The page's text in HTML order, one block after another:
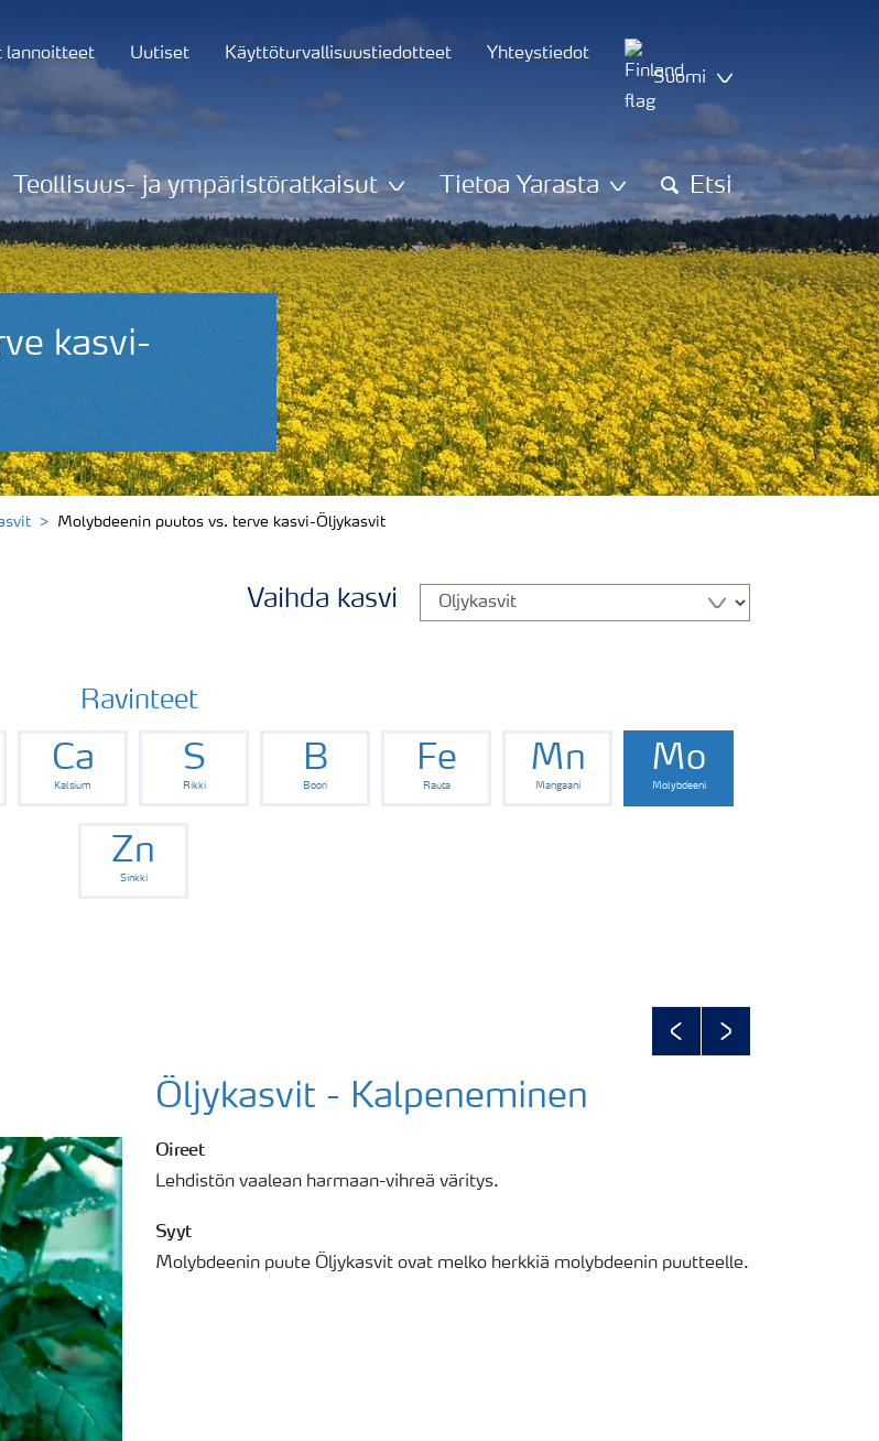
lannoitteet Uutiset Käyttöturvallisuustiedotteet
Yhteystiedot
Suomi
Teollisuus- ja ympäristöratkaisut Tietoa Yarasta Etsi
kasvi-
Molybdeenin puutos vs. terve kasvi-Öljykasvit
Vaihda kasvi
Ravinteet
Ca
Kalsium
S
Rikki
B
Boori
Fe
Rauta
Mn
Mangaani
Mo
Molybdeeni
Zn
Sinkki
PreviousNext
Öljykasvit - Kalpeneminen
Oireet
Lehdistön vaalean harmaan-vihreä väritys.
Syyt
Molybdeenin puute Öljykasvit ovat melko herkkiä molybdeenin puutteelle.